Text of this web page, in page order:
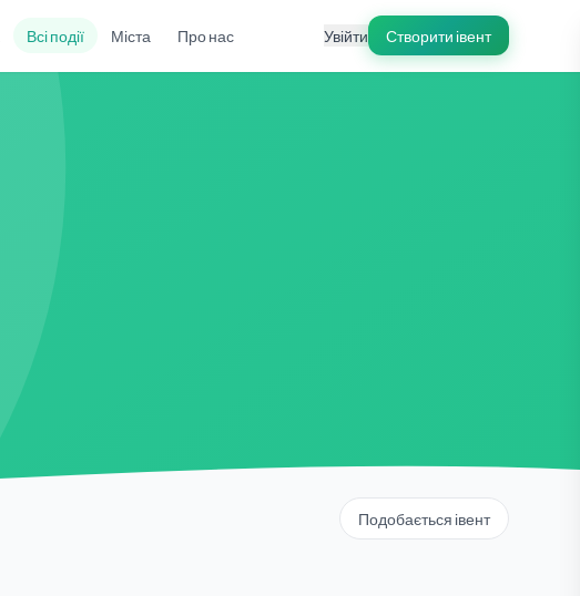
Всі події Міста Про нас Увійти Створити івент
Подобається івент